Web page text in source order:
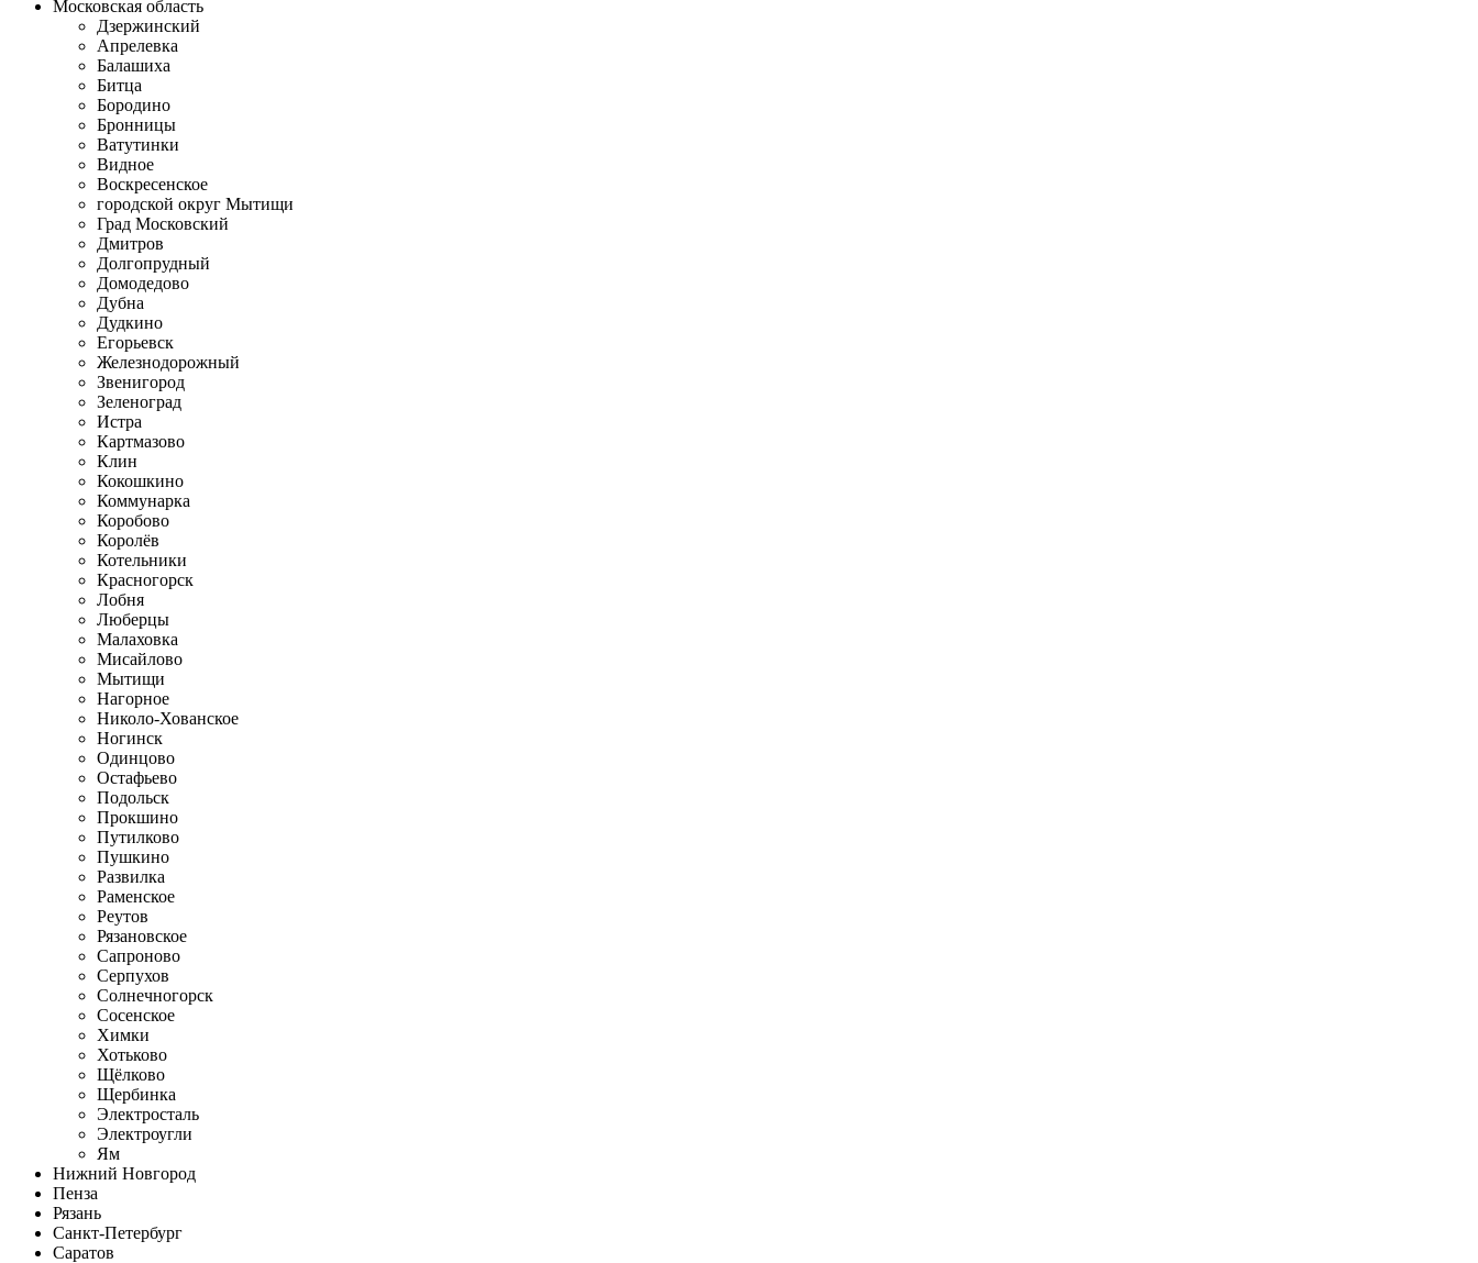
Московская область
Дзержинский
Апрелевка
Балашиха
Битца
Бородино
Бронницы
Ватутинки
Видное
Воскресенское
городской округ Мытищи
Град Московский
Дмитров
Долгопрудный
Домодедово
Дубна
Дудкино
Егорьевск
Железнодорожный
Звенигород
Зеленоград
Истра
Картмазово
Клин
Кокошкино
Коммунарка
Коробово
Королёв
Котельники
Красногорск
Лобня
Люберцы
Малаховка
Мисайлово
Мытищи
Нагорное
Николо-Хованское
Ногинск
Одинцово
Остафьево
Подольск
Прокшино
Путилково
Пушкино
Развилка
Раменское
Реутов
Рязановское
Сапроново
Серпухов
Солнечногорск
Сосенское
Химки
Хотьково
Щёлково
Щербинка
Электросталь
Электроугли
Ям
Нижний Новгород
Пенза
Рязань
Санкт-Петербург
Саратов